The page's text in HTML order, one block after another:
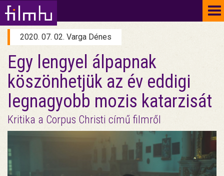
2020. 07. 02. Varga Dénes
Egy lengyel álpapnak
köszönhetjük az év eddigi
legnagyobb mozis katarzisát
Kritika a Corpus Christi című filmről